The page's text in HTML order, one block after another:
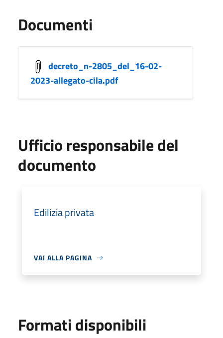
Documenti
decreto_n-2805_del_16-02-
2023-allegato-cila.pdf
Ufficio responsabile del
documento
Edilizia privata
VAI ALLA PAGINA
Formati disponibili